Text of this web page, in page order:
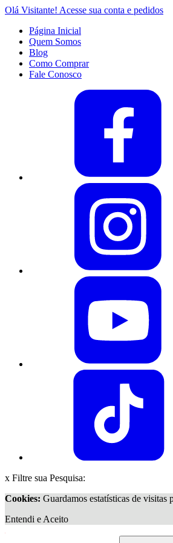
Olá Visitante! Acesse sua conta e pedidos
Página Inicial
Quem Somos
Blog
Como Comprar
Fale Conosco
x Filtre sua Pesquisa:
Cookies: Guardamos estatísticas de visitas
Entendi e Aceito